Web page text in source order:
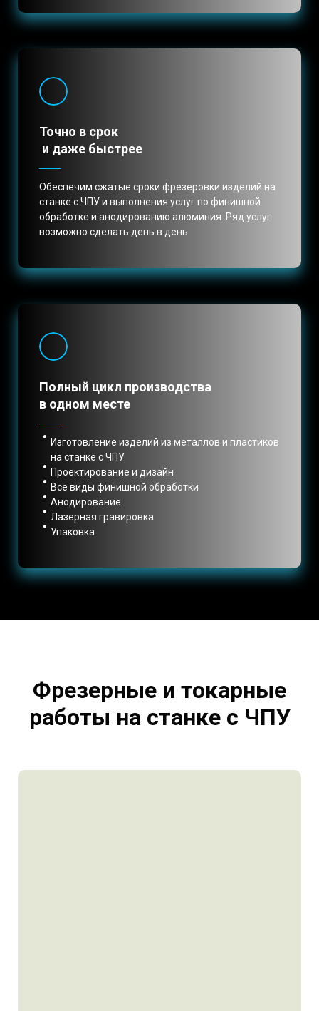
Точно в срок
и даже быстрее
Обеспечим сжатые сроки фрезеровки изделий на
станке с ЧПУ и выполнения услуг по финишной
обработке и анодированию алюминия. Ряд услуг
возможно сделать день в день
Полный цикл производства
в одном месте
Изготовление изделий из металлов и пластиков
на станке с ЧПУ
Проектирование и дизайн
Все виды финишной обработки
Анодирование
Лазерная гравировка
Упаковка
Фрезерные и токарные
работы на станке с ЧПУ